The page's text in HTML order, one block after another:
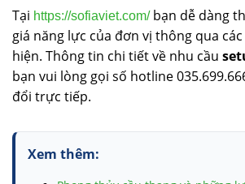
Tại https://sofiaviet.com/bạn dễ dàng
giá năng lực của đơn vị thông qua
hiện. Thông tin chi tiết về nhu cầu
bạn vui lòng gọi số hotline
đổi trực tiếp.
Xem thêm: